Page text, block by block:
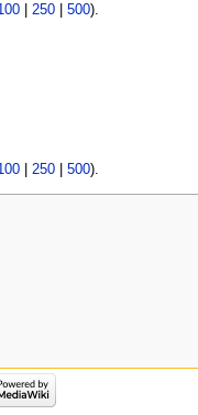
| 250| 500).
| 250| 500).